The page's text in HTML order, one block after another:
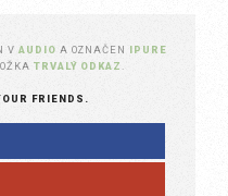
VAUDIO A OZNAČEN
IPURE
TRVALÝ ODKAZ .
FRIENDS.